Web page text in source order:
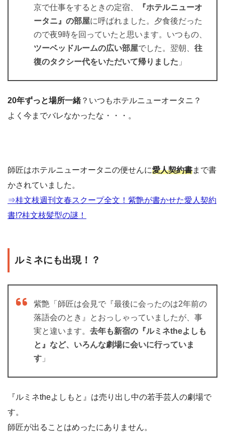
京で仕事をするときの定宿、
『ホテルニューオ
ータニ』の部屋に呼ばれました。夕食後だった
ので夜9時を回っていたと思います。いつもの、
ツーベッドルームの広い部屋でした。翌朝、 往
復のタクシー代をいただいて帰りました 」
20年ずっと場所一緒 ？いつもホテルニューオータニ？
よく今までバレなかったな・・・。
師匠はホテルニューオータニの便せんに愛人契約書まで書
かされていました。
⇒桂文枝週刊文春スクープ全文！紫艶が書かせた愛人契約
書!?桂文枝髪型の謎！
ルミネにも出現！？
紫艶「師匠は会見で『最後に会ったのは2年前の
落語会のとき』とおっしゃっていましたが、事
実と違います。 去年も新宿の『ルミネtheよしも
と』など、いろんな劇場に会いに行っていま
す 」
『ルミネtheよしもと』は売り出し中の若手芸人の劇場で
す。
師匠が出ることはめったにありません。